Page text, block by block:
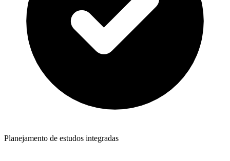
Planejamento de estudos integradas